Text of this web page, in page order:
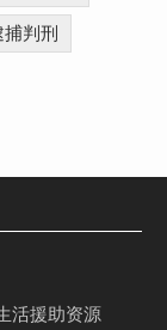
捕判刑
活援助资源